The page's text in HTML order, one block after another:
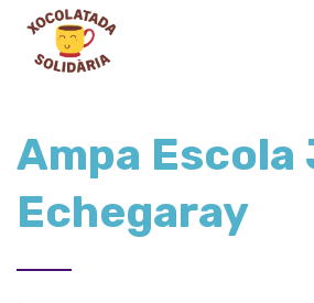
Ampa Escola
Echegaray